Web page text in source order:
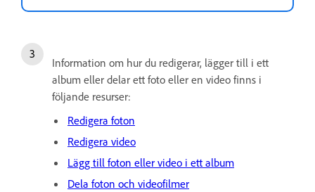
Information om hur du redigerar, lägger till i ett
album eller delar ett foto eller en video finns i
följande resurser:
Redigera foton
Redigera video
Lägg till foton eller video i ett album
Dela foton och videofilmer